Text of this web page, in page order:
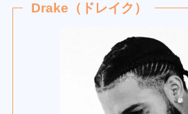
Drake（ドレイク）